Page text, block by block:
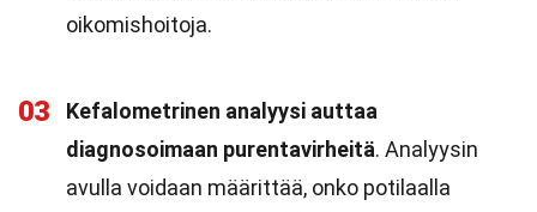
oikomishoitoja.
03
Kefalometrinen analyysi auttaa
diagnosoimaan purentavirheitä. Analyysin
avulla voidaan määrittää, onko potilaalla